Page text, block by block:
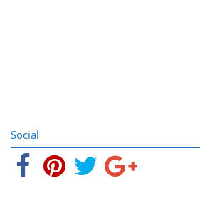
Social